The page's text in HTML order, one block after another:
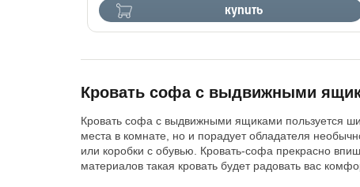
купить
Кровать софа с выдвижными
Кровать софа с выдвижными ящиками пользуется
места в комнате, но и порадует обладателя
или коробки с обувью. Кровать-софа прекрасно
материалов такая кровать будет радовать вас